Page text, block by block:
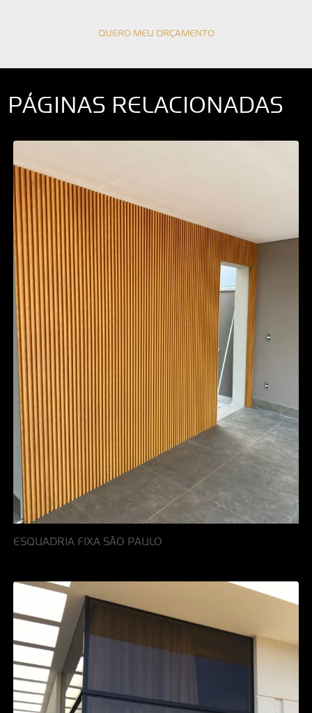
QUERO MEU ORÇAMENTO
PÁGINAS RELACIONADAS
ESQUADRIA FIXA SÃO PAULO